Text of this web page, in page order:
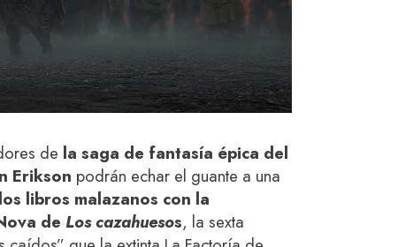
de la saga de fantasía épica del
Erikson podrán echar el guante a una
libros malazanos con la
de Los cazahuesos, la sexta